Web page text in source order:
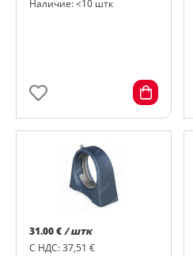
Наличие: <10 штк
31.00 €/ штк
С НДС: 37,51 €